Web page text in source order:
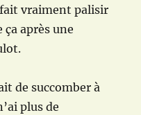
fait vraiment palisir
après une
de succomber à
plus de